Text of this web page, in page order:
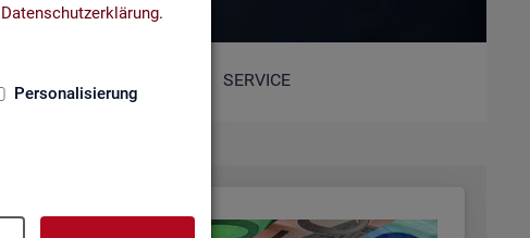
Datenschutzerklärung.
Personalisierung
SERVICE